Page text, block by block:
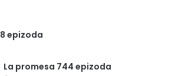
epizoda
La promesa 744 epizoda